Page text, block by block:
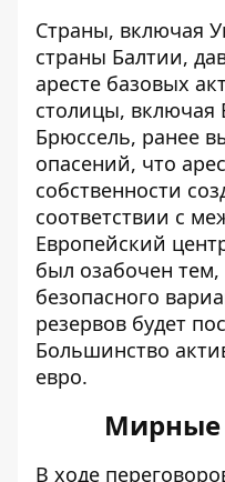
Страны, включая
страны Балтии,
аресте базовых
столицы,
Брюссель, ранее
опасений, что
собственности
соответствии с
Европейский
был озабочен тем,
безопасного
резервов будет
Большинство
евро.
Мирные
В ходе